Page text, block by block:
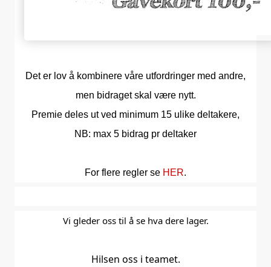
Det er lov å kombinere våre utfordringer med andre,
men bidraget skal være nytt.
Premie deles ut ved minimum 15 ulike deltakere,
NB: max 5 bidrag pr deltaker
For flere regler se HER.
Vi gleder oss til å se hva dere lager.
Hilsen oss i teamet.